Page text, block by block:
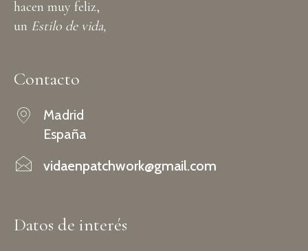
hacen muy feliz,
un Estilo de vida,
Contacto
Madrid
España
vidaenpatchwork@gmail.com
Datos de interés